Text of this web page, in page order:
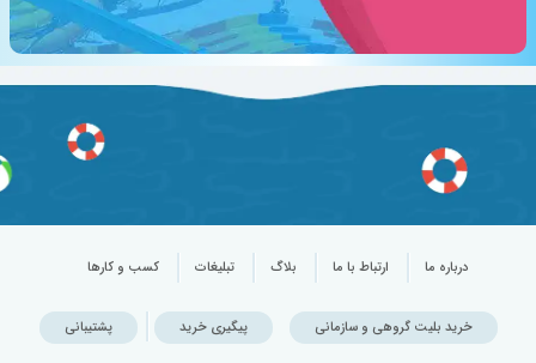
درباره ما ارتباط با ما بلاگ تبلیغات کسب و کارها
خرید بلیت گروهی و سازمانی پیگیری خرید پشتیبانی